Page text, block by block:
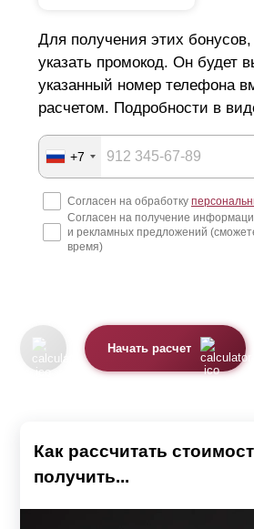
Для получения этих бонусов,
указать промокод. Он будет
указанный номер телефона
расчетом. Подробности в
+7
Согласен на обработку
Согласен на получение
и рекламных предложений
время)
Начать расчет
Как рассчитать
получить...